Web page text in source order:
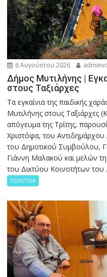
6 Αυγούστου 2026
Δήμος Μυτιλήνης |
στους Ταξιάρχες
Tα εγκαίνια της παιδικής
Μυτιλήνης στους Ταξιάρχες
απόγευμα της Τρίτης,
Χριστόφα, του
του Δημοτικού Συμβούλου,
Γιάννη Μαλακού και μελών
του Δικτύου Κοινοτήτων του
ΠΟΛΙΤΙΚΑ